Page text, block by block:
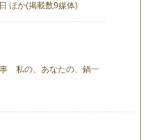
ほか(掲載数9媒体)
私の、あなたの、鍋一